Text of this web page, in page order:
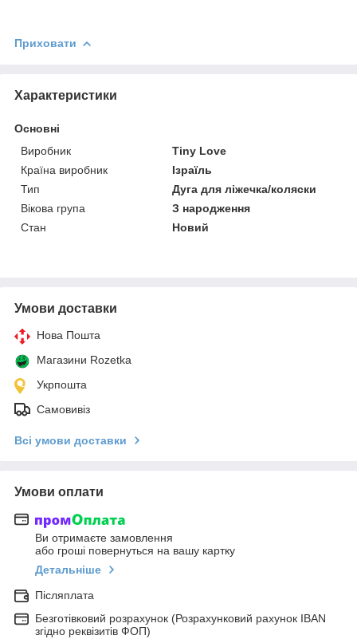
Приховати
Характеристики
Основні
Виробник
Tiny Love
Країна виробник
Ізраїль
Тип
Дуга для ліжечка/коляски
Вікова група
З народження
Стан
Новий
Умови доставки
Нова Пошта
Магазини Rozetka
Укрпошта
Самовивіз
Всі умови доставки
Умови оплати
Ви отримаєте замовлення
або гроші повернуться на вашу картку
Детальніше
Післяплата
Безготівковий розрахунок (Розрахунковий рахунок IBAN
згідно реквізитів ФОП)